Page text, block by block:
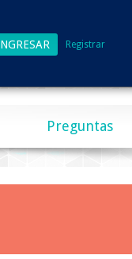
Registrar
Preguntas